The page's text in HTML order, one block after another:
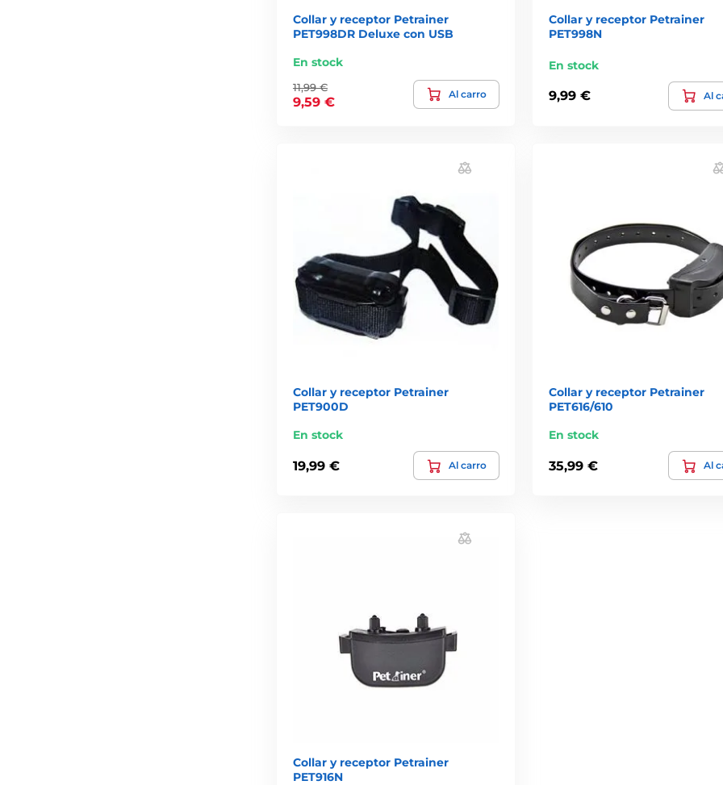
Collar y receptor Petrainer
PET998DR Deluxe con USB
En stock
11,99 €
9,59 €
Al carro
Collar y receptor Petrainer
PET998N
En stock
9,99 € Al
Collar y receptor Petrainer
PET900D
En stock
19,99 € Al carro
Collar y receptor Petrainer
PET616/610
En stock
35,99 € Al
Collar y receptor Petrainer
PET916N